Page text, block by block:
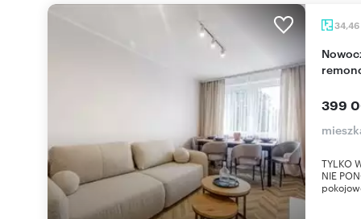
34,46
Nowoczesne 2-pokojowe mieszkanie po
399
TYLKO
NIE